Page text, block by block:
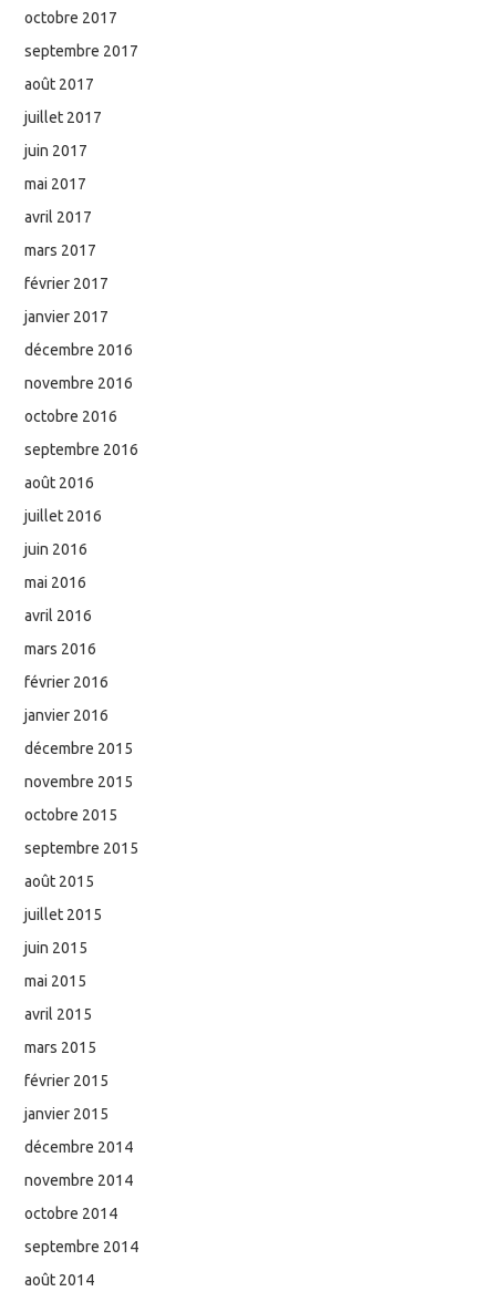
octobre 2017
septembre 2017
août 2017
juillet 2017
juin 2017
mai 2017
avril 2017
mars 2017
février 2017
janvier 2017
décembre 2016
novembre 2016
octobre 2016
septembre 2016
août 2016
juillet 2016
juin 2016
mai 2016
avril 2016
mars 2016
février 2016
janvier 2016
décembre 2015
novembre 2015
octobre 2015
septembre 2015
août 2015
juillet 2015
juin 2015
mai 2015
avril 2015
mars 2015
février 2015
janvier 2015
décembre 2014
novembre 2014
octobre 2014
septembre 2014
août 2014